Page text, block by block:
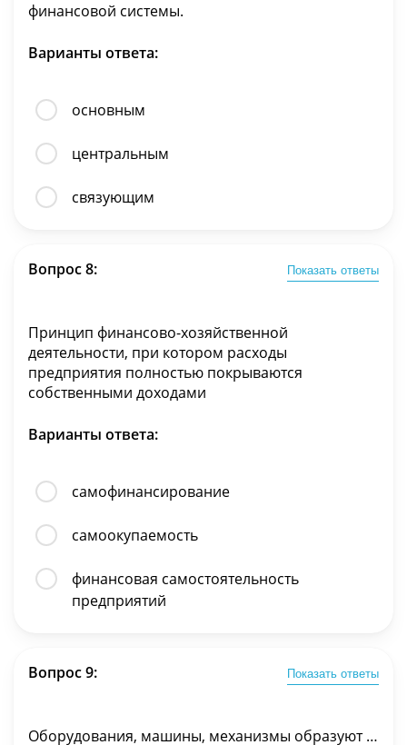
финансовой системы.
Варианты ответа:
основным
центральным
связующим
Вопрос 8: Показать ответы
Принцип финансово-хозяйственной
деятельности, при котором расходы
предприятия полностью покрываются
собственными доходами
Варианты ответа:
самофинансирование
самоокупаемость
финансовая самостоятельность
предприятий
Вопрос 9: Показать ответы
Оборудования, машины, механизмы образуют …